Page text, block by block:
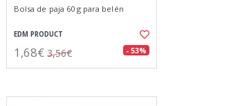
Bolsa de paja 60 g para belén
EDM PRODUCT
1,68€ 3,56€ - 53%